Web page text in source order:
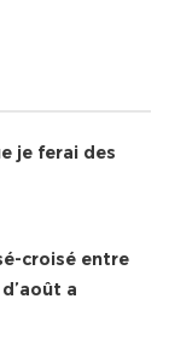
je ferai des
croisé entre
a